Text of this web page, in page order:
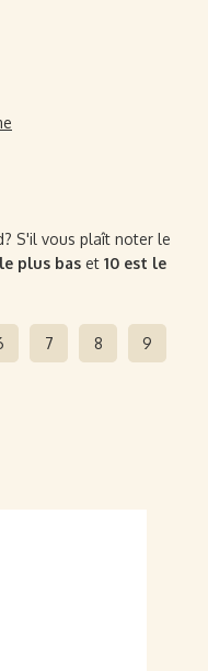
S'il vous plaît noter le
plus bas et 10 est le
7 8 9